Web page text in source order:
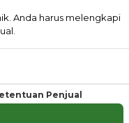
Anda harus melengkapi
Penjual